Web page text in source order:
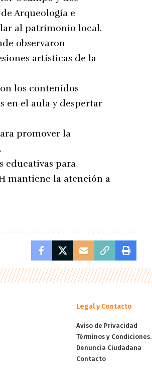
Arqueología e
al patrimonio local.
observaron
artísticas de la
los contenidos
en el aula y despertar
promover la
educativas para
mantiene la atención a
Legal y Contacto
Aviso de Privacidad
Términos y Condiciones.
Denuncia Ciudadana
Contacto